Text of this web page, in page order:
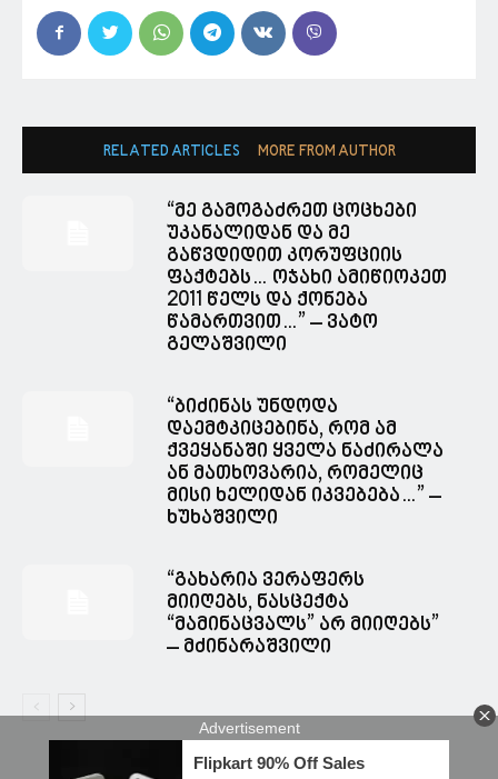
RELATED ARTICLES MORE FROM AUTHOR
“მე გამოგაძრეთ ცოცხები
უკანალიდან და მე
გაწვდიდით კორუფციის
ფაქტებს… ოჯახი ამიწიოკეთ
2011 წელს და ქონება
წამართვით…” – ვატო
გელაშვილი
“ბიძინას უნდოდა
დაემტკიცებინა, რომ ამ
ქვეყანაში ყველა ნაძირალა
ან მათხოვარია, რომელიც
მისი ხელიდან იკვებება…” –
ხუხაშვილი
“გახარია ვერაფერს
მიიღებს, ნასცექტა
“მამინაცვალს” არ მიიღებს”
– მძინარაშვილი